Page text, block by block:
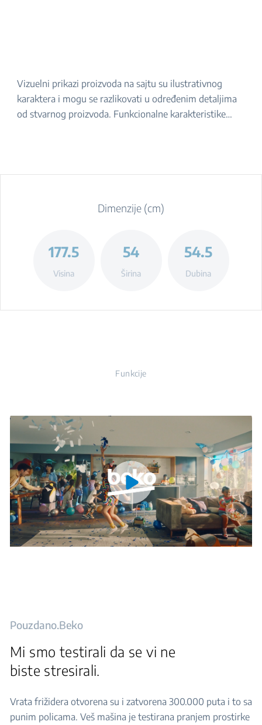
Vizuelni prikazi proizvoda na sajtu su ilustrativnog
karaktera i mogu se razlikovati u određenim detaljima
od stvarnog proizvoda. Funkcionalne karakteristike
Dimenzije (cm)
177.5
Visina
54
Širina
54.5
Dubina
Funkcije
Pouzdano.Beko
Mi smo testirali da se vi ne
biste stresirali.
Vrata frižidera otvorena su i zatvorena 300.000 puta i to sa
punim policama. Veš mašina je testirana pranjem prostirke